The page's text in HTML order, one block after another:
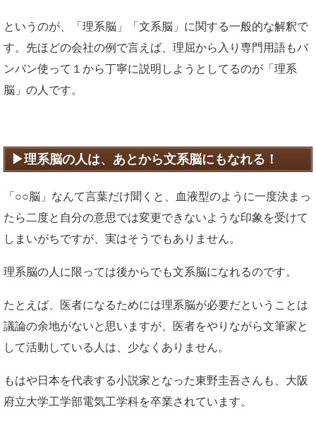
というのが、「理系脳」「文系脳」に関する一般的な解釈で
す。先ほどの会社の例で言えば、理屈から入り専門用語もバ
ンバン使って１から丁寧に説明しようとしてるのが「理系
脳」の人です。
理系脳の人は、あとから文系脳にもなれる！
「○○脳」なんて言葉だけ聞くと、血液型のように一度決まっ
たら二度と自分の意思では変更できないような印象を受けて
しまいがちですが、実はそうでもありません。
理系脳の人に限っては後からでも文系脳になれるのです。
たとえば、医者になるためには理系脳が必要だということは
議論の余地がないと思いますが、医者をやりながら文筆家と
して活動している人は、少なくありません。
もはや日本を代表する小説家となった東野圭吾さんも、大阪
府立大学工学部電気工学科を卒業されています。